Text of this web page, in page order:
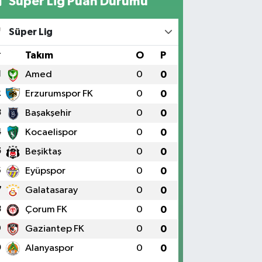
Süper Lig
Takım O P
Amed 0 0
Erzurumspor FK 0 0
Başakşehir 0 0
Kocaelispor 0 0
Beşiktaş 0 0
Eyüpspor 0 0
Galatasaray 0 0
Çorum FK 0 0
Gaziantep FK 0 0
Alanyaspor 0 0